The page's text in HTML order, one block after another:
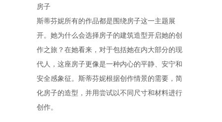
房子
斯蒂芬妮所有的作品都是围绕房子这一主题展
开。她为什么会选择房子的建筑造型开启她的创
作之旅？在她看来，对于包括她在内大部分的现
代人，这座房子更像是一种内心的平静、安宁和
安全感象征。斯蒂芬妮根据创作情景的需要，简
化房子的造型，并用尝试以不同尺寸和材料进行
创作。